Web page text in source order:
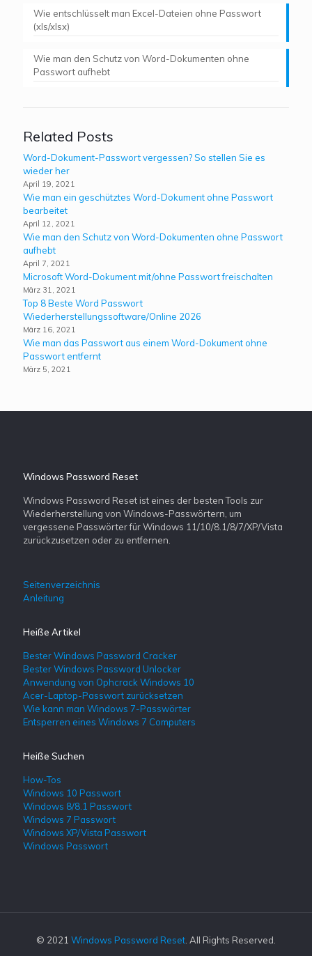
Wie entschlüsselt man Excel-Dateien ohne Passwort
(xls/xlsx)
Wie man den Schutz von Word-Dokumenten ohne
Passwort aufhebt
Related Posts
Word-Dokument-Passwort vergessen? So stellen Sie es
wieder her
April 19, 2021
Wie man ein geschütztes Word-Dokument ohne Passwort
bearbeitet
April 12, 2021
Wie man den Schutz von Word-Dokumenten ohne Passwort
aufhebt
April 7, 2021
Microsoft Word-Dokument mit/ohne Passwort freischalten
März 31, 2021
Top 8 Beste Word Passwort
Wiederherstellungssoftware/Online 2026
März 16, 2021
Wie man das Passwort aus einem Word-Dokument ohne
Passwort entfernt
März 5, 2021
Windows Password Reset
Windows Password Reset ist eines der besten Tools zur
Wiederherstellung von Windows-Passwörtern, um
vergessene Passwörter für Windows 11/10/8.1/8/7/XP/Vista
zurückzusetzen oder zu entfernen.
Seitenverzeichnis
Anleitung
Heiße Artikel
Bester Windows Password Cracker
Bester Windows Password Unlocker
Anwendung von Ophcrack Windows 10
Acer-Laptop-Passwort zurücksetzen
Wie kann man Windows 7-Passwörter
Entsperren eines Windows 7 Computers
Heiße Suchen
How-Tos
Windows 10 Passwort
Windows 8/8.1 Passwort
Windows 7 Passwort
Windows XP/Vista Passwort
Windows Passwort
© 2021 Windows Password Reset . All Rights Reserved.